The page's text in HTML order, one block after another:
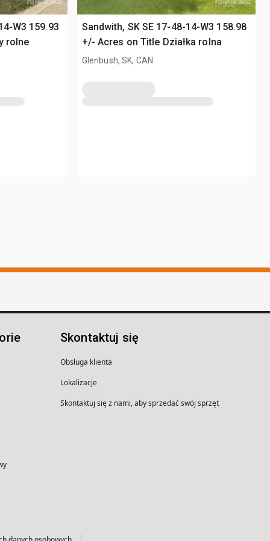
W3 159.93
rolne
Sandwith, SK SE 17-48-14-W3 158.98
+/- Acres on Title Działka rolna
Glenbush, SK, CAN
Skontaktuj się
Obsługa klienta
Lokalizacje
Skontaktuj się z nami, aby sprzedać swój sprzęt